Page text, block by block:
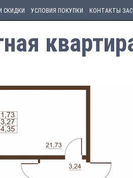
СКИДКИ УСЛОВИЯ ПОКУПКИ КОНТАКТЫ